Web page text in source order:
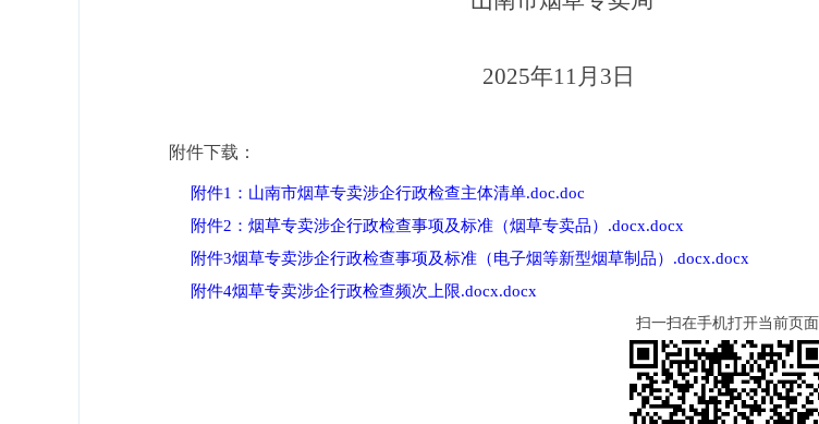
2025年11月 3 日
附件下载：
附件1：山南市烟草专卖涉企行政检查主体清单.doc.doc
附件2：烟草专卖涉企行政检查事项及标准（烟草专卖品）.docx.docx
附件3烟草专卖涉企行政检查事项及标准（电子烟等新型烟草制品）.docx.docx
附件4烟草专卖涉企行政检查频次上限.docx.docx
扫一扫在手机打开当前页面